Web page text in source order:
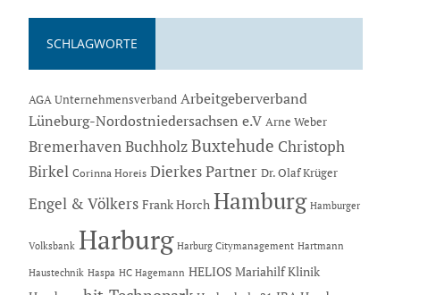
SCHLAGWORTE
AGA Unternehmensverband Arbeitgeberverband
Lüneburg-Nordostniedersachsen e.V Arne Weber
BremerhavenBuchholzBuxtehude Christoph
Birkel Corinna Horeis Dierkes Partner Dr. Olaf Krüger
Engel & Völkers Frank Horch Hamburg Hamburger
Volksbank Harburg Harburg Citymanagement Hartmann
Haustechnik Haspa HC Hagemann HELIOS Mariahilf Klinik